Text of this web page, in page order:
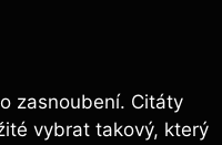
zasnoubení. Citáty
vybrat takový, který